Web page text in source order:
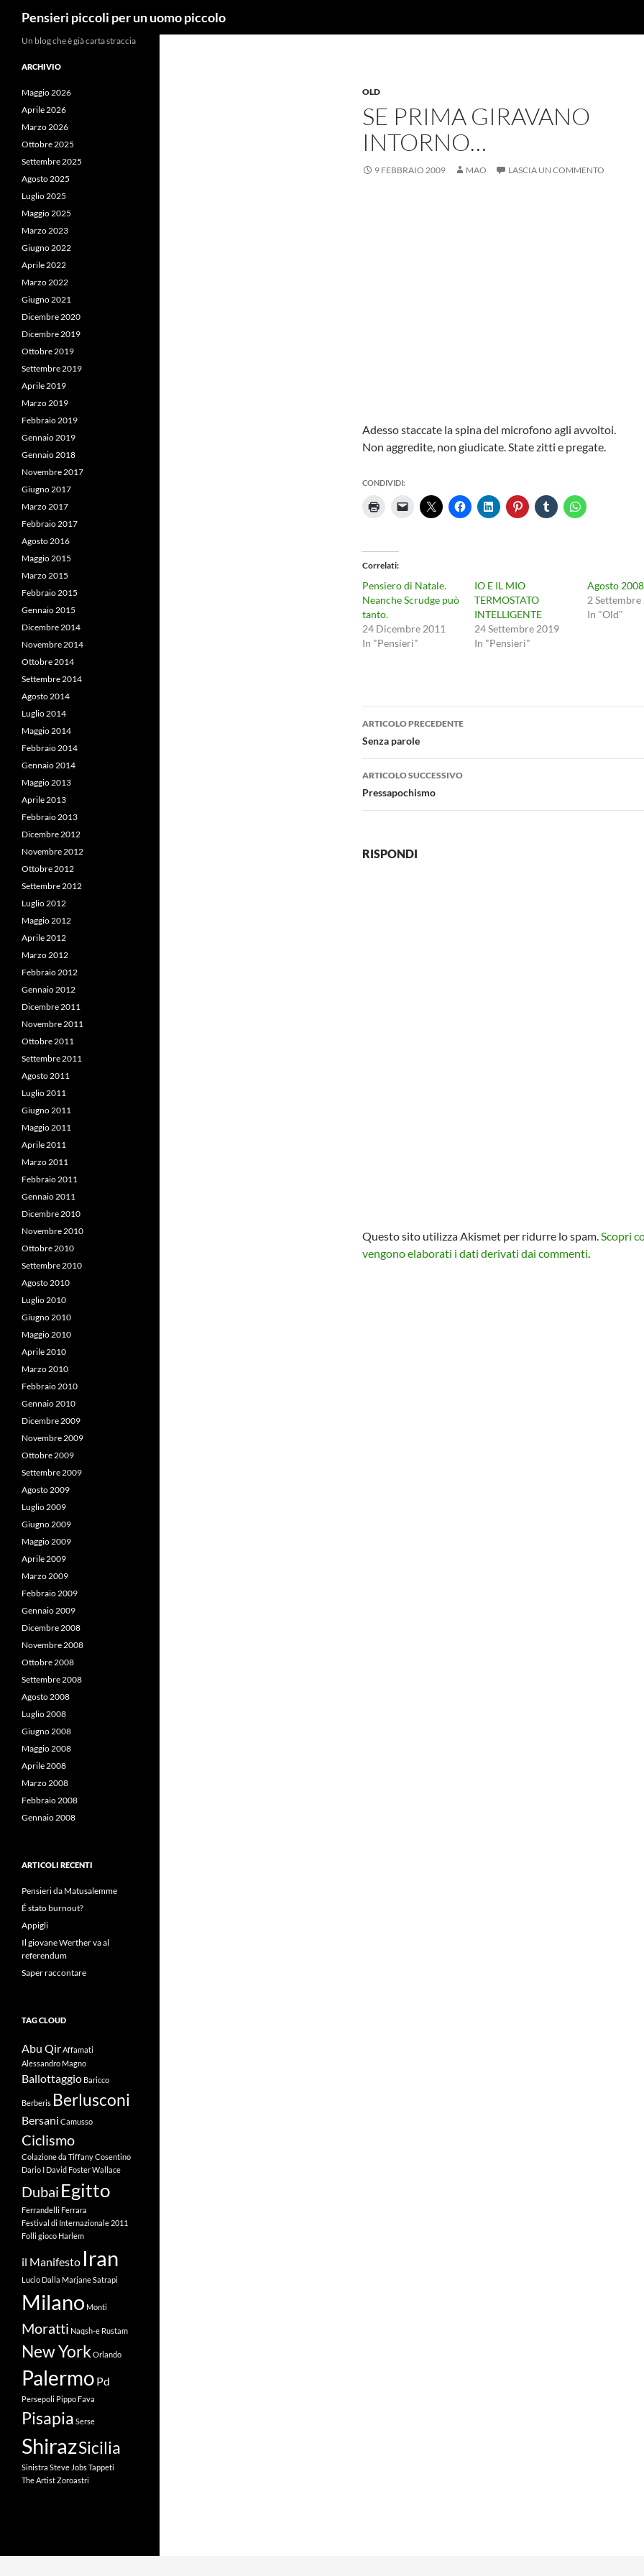
Pensieri piccoli per un uomo piccolo
OLD
SE PRIMA GIRAVANO
INTORNO…
9 FEBBRAIO 2009 MAO LASCIA UN COMMENTO
Adesso staccate la spina del microfono agli avvoltoi.
Non aggredite, non giudicate. State zitti e pregate.
CONDIVIDI:
Correlati
Pensiero di Natale.
Neanche Scrudge può
tanto.
24 Dicembre 2011
In "Pensieri"
IO E IL MIO
TERMOSTATO
INTELLIGENTE
24 Settembre 2019
In "Pensieri"
Agosto 2008
2 Settembre
In "Old"
Navigazione
articolo
ARTICOLO PRECEDENTE
Senza parole
ARTICOLO SUCCESSIVO
Pressapochismo
RISPONDI
Questo sito utilizza Akismet per ridurre lo spam.Scopri
vengono elaborati i dati derivati dai commenti.
Un blog che è già carta straccia
ARCHIVIO
Maggio 2026
Aprile 2026
Marzo 2026
Ottobre 2025
Settembre 2025
Agosto 2025
Luglio 2025
Maggio 2025
Marzo 2023
Giugno 2022
Aprile 2022
Marzo 2022
Giugno 2021
Dicembre 2020
Dicembre 2019
Ottobre 2019
Settembre 2019
Aprile 2019
Marzo 2019
Febbraio 2019
Gennaio 2019
Gennaio 2018
Novembre 2017
Giugno 2017
Marzo 2017
Febbraio 2017
Agosto 2016
Maggio 2015
Marzo 2015
Febbraio 2015
Gennaio 2015
Dicembre 2014
Novembre 2014
Ottobre 2014
Settembre 2014
Agosto 2014
Luglio 2014
Maggio 2014
Febbraio 2014
Gennaio 2014
Maggio 2013
Aprile 2013
Febbraio 2013
Dicembre 2012
Novembre 2012
Ottobre 2012
Settembre 2012
Luglio 2012
Maggio 2012
Aprile 2012
Marzo 2012
Febbraio 2012
Gennaio 2012
Dicembre 2011
Novembre 2011
Ottobre 2011
Settembre 2011
Agosto 2011
Luglio 2011
Giugno 2011
Maggio 2011
Aprile 2011
Marzo 2011
Febbraio 2011
Gennaio 2011
Dicembre 2010
Novembre 2010
Ottobre 2010
Settembre 2010
Agosto 2010
Luglio 2010
Giugno 2010
Maggio 2010
Aprile 2010
Marzo 2010
Febbraio 2010
Gennaio 2010
Dicembre 2009
Novembre 2009
Ottobre 2009
Settembre 2009
Agosto 2009
Luglio 2009
Giugno 2009
Maggio 2009
Aprile 2009
Marzo 2009
Febbraio 2009
Gennaio 2009
Dicembre 2008
Novembre 2008
Ottobre 2008
Settembre 2008
Agosto 2008
Luglio 2008
Giugno 2008
Maggio 2008
Aprile 2008
Marzo 2008
Febbraio 2008
Gennaio 2008
ARTICOLI RECENTI
Pensieri da Matusalemme
É stato burnout?
Appigli
Il giovane Werther va al
referendum
Saper raccontare
TAG CLOUD
Abu QirAffamati
Alessandro Magno
Ballottaggio Baricco
Berberis Berlusconi
Bersani Camusso
Ciclismo
Colazione da TiffanyCosentino
Dario I David Foster Wallace
Dubai Egitto
Ferrandelli Ferrara
Festival di Internazionale 2011
Folli gioco Harlem
il Manifesto Iran
Lucio Dalla Marjane Satrapi
Milano Monti
Moratti Naqsh-e Rustam
New York Orlando
Palermo Pd
Persepoli Pippo Fava
Pisapia Serse
ShirazSicilia
Sinistra Steve JobsTappeti
The ArtistZoroastri